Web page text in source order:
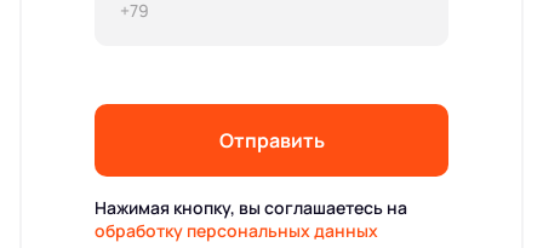
Отправить
Нажимая кнопку, вы соглашаетесь на
обработку персональных данных